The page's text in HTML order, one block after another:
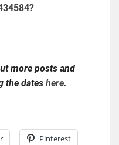
more posts and
the dates here.
Pinterest